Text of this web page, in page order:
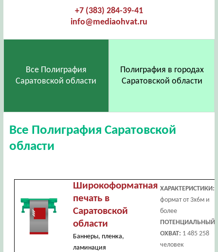
+7 (383) 284-39-41
info@mediaohvat.ru
Все Полиграфия
Саратовской области
Полиграфия в городах
Саратовской области
Все Полиграфия Саратовской
области
Широкоформатная
печать в
Саратовской
области
Баннеры, пленка,
ламинация
ХАРАКТЕРИСТИКИ:
формат от 3х6м и
более
ПОТЕНЦИАЛЬНЫЙ
ОХВАТ: 1 485 258
человек